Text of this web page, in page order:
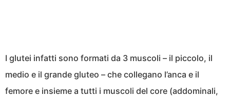
I glutei infatti sono formati da 3 muscoli – il piccolo, il
medio e il grande gluteo – che collegano l’anca e il
femore e insieme a tutti i muscoli del core (addominali,